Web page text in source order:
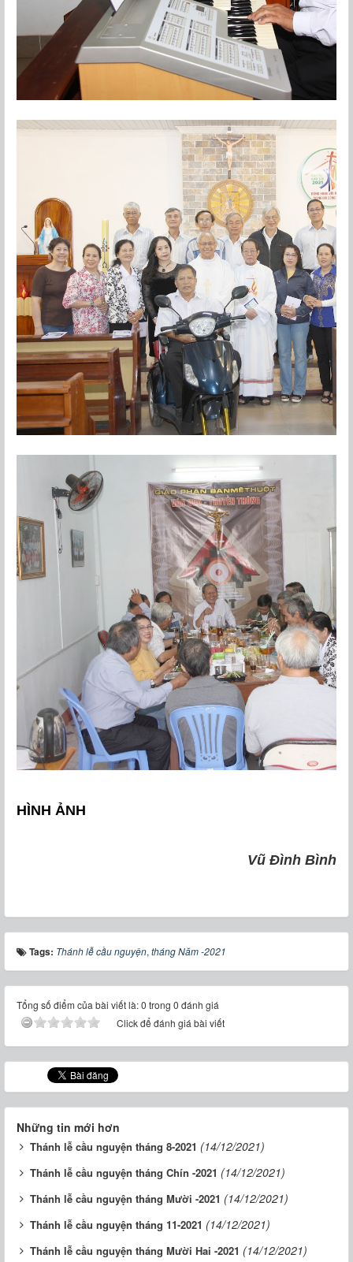
HÌNH ẢNH
Vũ Đình Bình
Tags: Thánh lễ cầu nguyện, tháng Năm -2021
Tổng số điểm của bài viết là: 0 trong 0 đánh giá
Click để đánh giá bài viết
Những tin mới hơn
Thánh lễ cầu nguyện tháng 8-2021 (14/12/2021)
Thánh lễ cầu nguyện tháng Chín -2021 (14/12/2021)
Thánh lễ cầu nguyện tháng Mười -2021 (14/12/2021)
Thánh lễ cầu nguyện tháng 11-2021 (14/12/2021)
Thánh lễ cầu nguyện tháng Mười Hai -2021 (14/12/2021)